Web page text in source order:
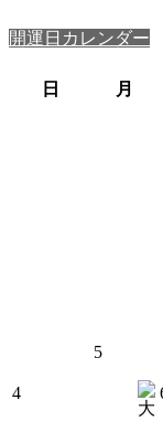
開運日カレンダー
日
月
4
5